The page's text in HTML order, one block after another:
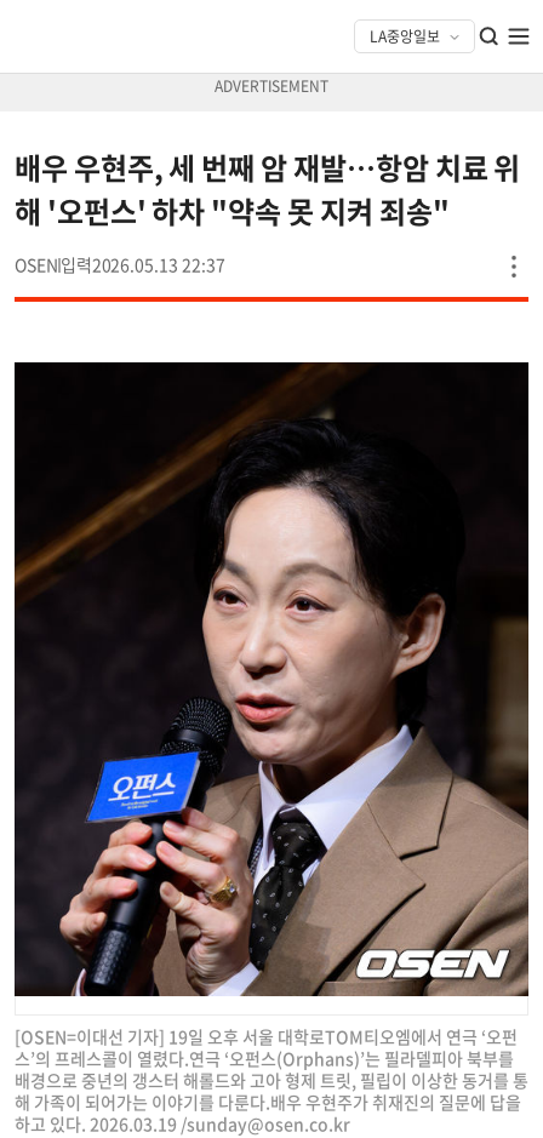
배우 우현주, 세 번째 암 재발…항암 치료 위
해 '오펀스' 하차 "약속 못 지켜 죄송"
OSEN 2026.05.13 22:37
[OSEN=이대선 기자] 19일 오후 서울 대학로TOM티오엠에서 연극 ‘오펀
스’의 프레스콜이 열렸다.연극 ‘오펀스(Orphans)’는 필라델피아 북부를
배경으로 중년의 갱스터 해롤드와 고아 형제 트릿, 필립이 이상한 동거를 통
해 가족이 되어가는 이야기를 다룬다.배우 우현주가 취재진의 질문에 답을
하고 있다. 2026.03.19 /sunday@osen.co.kr